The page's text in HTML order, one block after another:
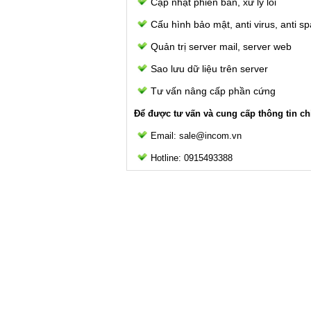
Cấu hình bảo mật, anti virus, anti
Quản trị server mail, server web
Sao lưu dữ liệu trên server
Tư vấn nâng cấp phần cứng
Để được tư vấn và cung cấp thông tin
Email: sale@incom.vn
Hotline: 0915493388